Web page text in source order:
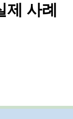
제 사례